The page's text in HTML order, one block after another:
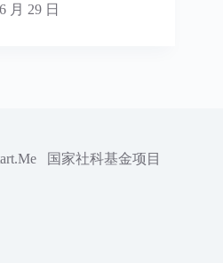
月 29 日
国家社科基金项目